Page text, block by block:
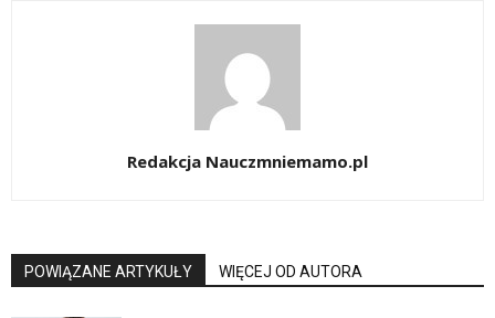
Redakcja Nauczmniemamo.pl
POWIĄZANE ARTYKUŁY WIĘCEJ OD AUTORA